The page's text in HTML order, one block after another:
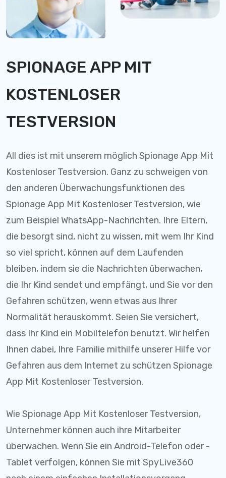
SPIONAGE APP MIT
KOSTENLOSER
TESTVERSION
All dies ist mit unserem möglich Spionage App Mit
Kostenloser Testversion. Ganz zu schweigen von
den anderen Überwachungsfunktionen des
Spionage App Mit Kostenloser Testversion, wie
zum Beispiel WhatsApp-Nachrichten. Ihre Eltern,
die besorgt sind, nicht zu wissen, mit wem Ihr Kind
so viel spricht, können auf dem Laufenden
bleiben, indem sie die Nachrichten überwachen,
die Ihr Kind sendet und empfängt, und Sie vor den
Gefahren schützen, wenn etwas aus Ihrer
Normalität herauskommt. Seien Sie versichert,
dass Ihr Kind ein Mobiltelefon benutzt. Wir helfen
Ihnen dabei, Ihre Familie mithilfe unserer Hilfe vor
Gefahren aus dem Internet zu schützen Spionage
App Mit Kostenloser Testversion.
Wie Spionage App Mit Kostenloser Testversion,
Unternehmer können auch ihre Mitarbeiter
überwachen. Wenn Sie ein Android-Telefon oder -
Tablet verfolgen, können Sie mit SpyLive360